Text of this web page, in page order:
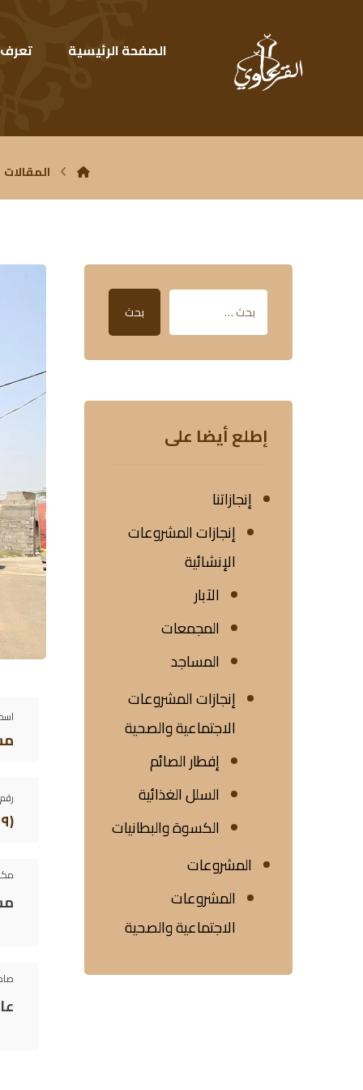
الصفحة الرئيسية تعرف
المقالات
(١٦٩)
بحث
إطلع أيضا على
إنجازاتنا
إنجازات المشروعات
الإنشائية
الآبار
المجمعات
المساجد
إنجازات المشروعات
الاجتماعية والصحية
إفطار الصائم
السلل الغذائية
الكسوة والبطانيات
المشروعات
المشروعات
الاجتماعية والصحية